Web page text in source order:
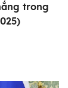
trong